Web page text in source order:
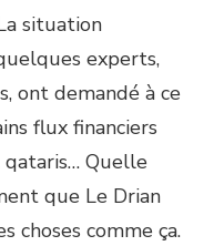
situation
experts,
ont demandé à ce
flux financiers
qataris… Quelle
que Le Drian
choses comme ça.